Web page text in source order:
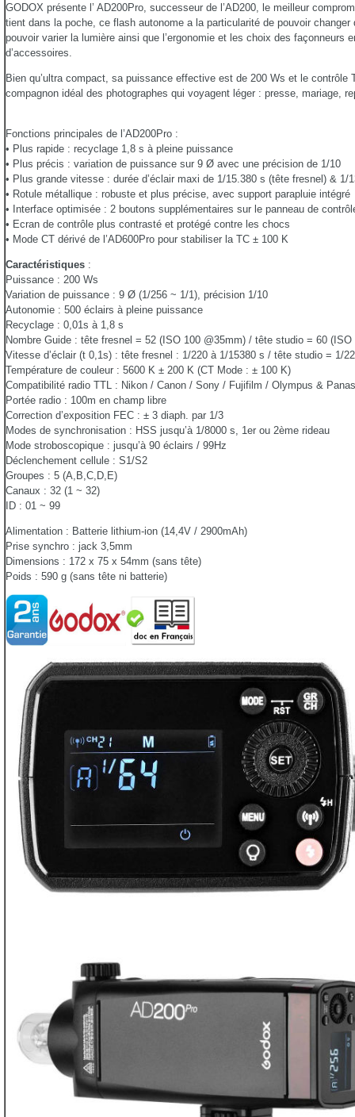
GODOX présente l’ AD200Pro, successeur de l’AD200, le meilleur
tient dans la poche, ce flash autonome a la particularité de pouvoir
pouvoir varier la lumière ainsi que l’ergonomie et les choix des façonneurs
d’accessoires.
Bien qu’ultra compact, sa puissance effective est de 200 Ws et le
compagnon idéal des photographes qui voyagent léger : presse, mariage,
Fonctions principales de l’AD200Pro :
• Plus rapide : recyclage 1,8 s à pleine puissance
• Plus précis : variation de puissance sur 9 Ø avec une précision de 1/10
• Plus grande vitesse : durée d’éclair maxi de 1/15.380 s (tête fresnel) & 1/
• Rotule métallique : robuste et plus précise, avec support parapluie intégré
• Interface optimisée : 2 boutons supplémentaires sur le panneau de
• Ecran de contrôle plus contrasté et protégé contre les chocs
• Mode CT dérivé de l’AD600Pro pour stabiliser la TC ± 100 K
Caractéristiques :
Puissance : 200 Ws
Variation de puissance : 9 Ø (1/256 ~ 1/1), précision 1/10
Autonomie : 500 éclairs à pleine puissance
Recyclage : 0,01s à 1,8 s
Nombre Guide : tête fresnel = 52 (ISO 100 @35mm) / tête studio = 60
Vitesse d’éclair (t 0,1s) : tête fresnel : 1/220 à 1/15380 s / tête studio = 1/
Température de couleur : 5600 K ± 200 K (CT Mode : ± 100 K)
Compatibilité radio TTL : Nikon / Canon / Sony / Fujifilm / Olympus &
Portée radio : 100m en champ libre
Correction d’exposition FEC : ± 3 diaph. par 1/3
Modes de synchronisation : HSS jusqu’à 1/8000 s, 1er ou 2ème rideau
Mode stroboscopique : jusqu’à 90 éclairs / 99Hz
Déclenchement cellule : S1/S2
Groupes : 5 (A,B,C,D,E)
Canaux : 32 (1 ~ 32)
ID : 01 ~ 99
Alimentation : Batterie lithium-ion (14,4V / 2900mAh)
Prise synchro : jack 3,5mm
Dimensions : 172 x 75 x 54mm (sans tête)
Poids : 590 g (sans tête ni batterie)